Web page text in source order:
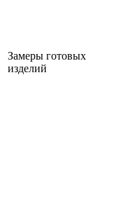
Замеры готовых
изделий